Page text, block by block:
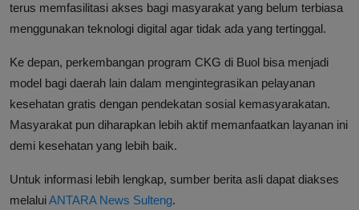
terus memfasilitasi akses bagi masyarakat yang belum terbiasa
menggunakan teknologi digital agar tidak ada yang tertinggal.
Ke depan, perkembangan program CKG di Buol bisa menjadi
model bagi daerah lain dalam mengintegrasikan pelayanan
kesehatan gratis dengan pendekatan sosial kemasyarakatan.
Masyarakat pun diharapkan lebih aktif memanfaatkan layanan ini
demi kesehatan yang lebih baik.
Untuk informasi lebih lengkap, sumber berita asli dapat diakses
melaluiANTARA News Sulteng.